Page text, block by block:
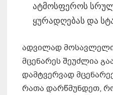
ატმოსფეროს
ყურადღებას და
ადვილად მოსავლელი
მცენარეს შეუძლია
დამტვერვად
რათა დარწმუნდეთ,